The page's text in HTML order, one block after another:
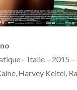
– Italie – 2015 –
Harvey Keitel,